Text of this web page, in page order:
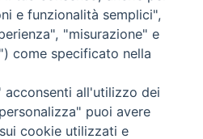
Via Crucis, Piedimonte
Matese
e funzionalità semplici",
"misurazione" e
come specificato nella
all'utilizzo dei
puoi avere
cookie utilizzati e